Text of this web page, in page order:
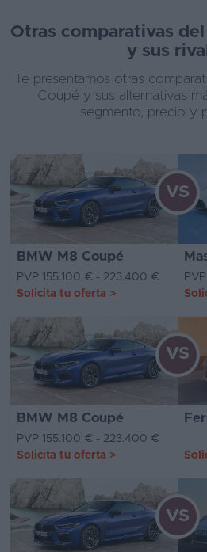
Otras comparativas
y sus
Te presentamos otras
Coupé y sus alternativas
segmento, precio y
BMW M8 Coupé
VS
PVP 155.100 € - 223.400 €
Solicita tu oferta >
BMW M8 Coupé
VS
PVP 155.100 € - 223.400 €
Solicita tu oferta >
VS